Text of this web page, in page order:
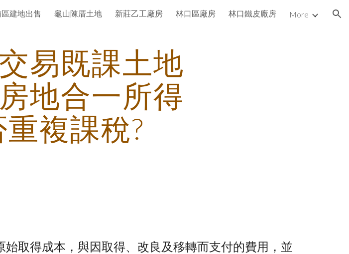
Skip to navigation
建地出售 龜山陳厝土地 新莊乙工廠房 林口區廠房 林口鐵皮廠房 More
易既課土地
地合一所得
複課稅?
取得成本，與因取得、改良及移轉而支付的費用，並